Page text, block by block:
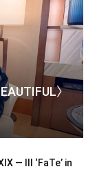
〉
— III ‘FaTe’ in